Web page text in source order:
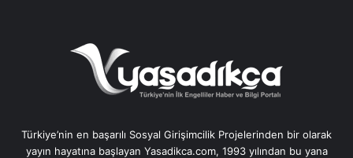
Türkiye’nin en başarılı Sosyal Girişimcilik Projelerinden bir olarak
yayın hayatına başlayan Yasadikca.com, 1993 yılından bu yana